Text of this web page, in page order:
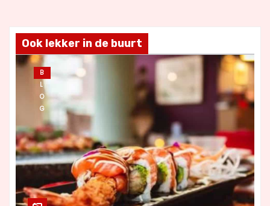
Ook lekker in de buurt
B
L
O
G